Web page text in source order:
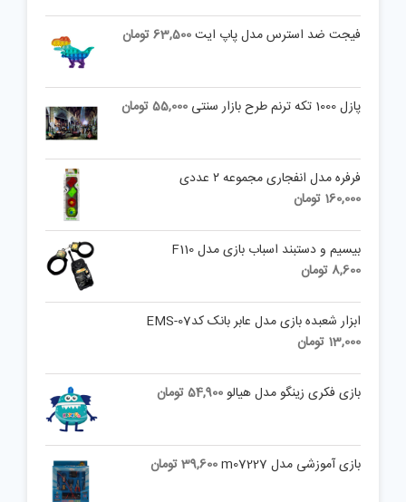
فیجت ضد استرس مدل پاپ ایت63,500تومان
پازل 1000 تکه ترنم طرح بازار سنتی 55,000تومان
فرفره مدل انفجاری مجموعه ۲ عددی
160,000 تومان
بیسیم و دستبند اسباب بازی مدل F110
8,600 تومان
ابزار شعبده بازی مدل عابر بانک کدEMS-07
13,000 تومان
بازی فکری زینگو مدل هیالو54,900تومان
بازی آموزشی مدل m07227 39,600تومان